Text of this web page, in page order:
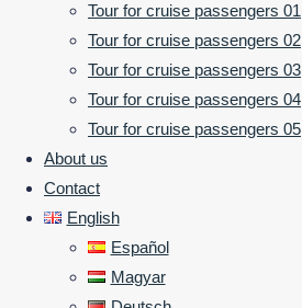
Tour for cruise passengers 01
Tour for cruise passengers 02
Tour for cruise passengers 03
Tour for cruise passengers 04
Tour for cruise passengers 05
About us
Contact
English
Español
Magyar
Mitreisenden
bekommen.
wunderschöner
Tag im
Norden Gran
Canarias mit
atemberaubenden
Landschaften.
Die Tour war